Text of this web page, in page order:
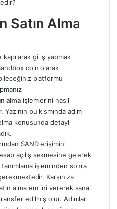
Satın Alma
kapılarak giriş yapmak
coin olarak
platformu
alma işlemlerini nasıl
bu kısmında adım
konusunda detaylı
SAND erişimini
açılış sekmesine gelerek
tanımlama işleminden sonra
Karşınıza
alma emrini vererek sanal
edilmiş olur. Adımları